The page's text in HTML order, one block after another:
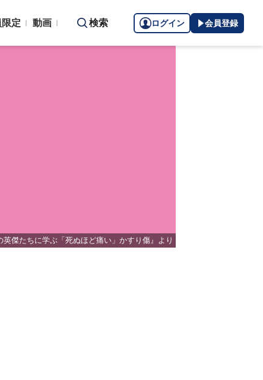
定 動画 検索 ログイン 会員登録
傑たちに学ぶ「死ぬほど痛い」かすり傷』より